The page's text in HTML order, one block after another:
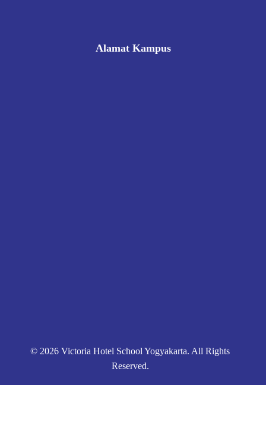
Alamat Kampus
© 2026 Victoria Hotel School Yogyakarta. All Rights
Reserved.